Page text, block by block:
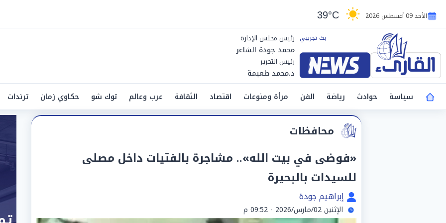
الأحد 09 أغسطس 2026 39°C
رئيس مجلس الإدارة
محمد جودة الشاعر
رئيس التحرير
د.محمد طعيمة
سياسة
حوادث رياضة الفن مرأة ومنوعات اقتصاد الثقافة عرب وعالم توك شو حكاوي زمان ترندات
محافظات
«فوضى في بيت الله».. مشاجرة بالفتيات داخل مصلى
للسيدات بالبحيرة
إبراهيم جودة
الإثنين 02/مارس/2026 - 09:52 م